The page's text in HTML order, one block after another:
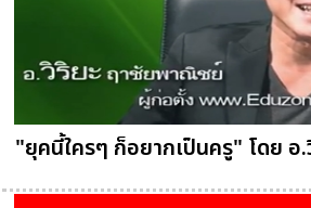
"ยุคนี้ใครๆ ก็อยากเป็นครู" โดย